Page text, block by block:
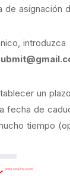
de asignación
introduzca
un
fecha de
tiempo